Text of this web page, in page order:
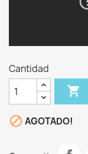
Cantidad

 AGOTADO!